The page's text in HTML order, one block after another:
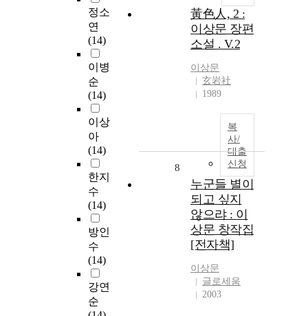
정소
연
(14)
이병
순
(14)
이상
아
(14)
한지
수
(14)
방인
수
(14)
강연
순
黃色人, 2 :
이상문 장편
소설 . V.2
이상문
玄岩社
1989
복
사/
대출
신청
8
누군들 별이
되고 싶지
않으랴 : 이
상문 창작집
[전자책]
이상문
글로세움
2003